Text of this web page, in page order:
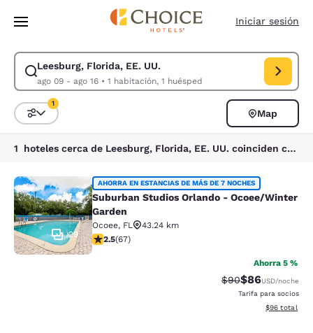
Saltar A Contenido Principal
Iniciar sesión
Leesburg, Florida, EE. UU.
ago 09 - ago 16• 1 habitación, 1 huésped
Modificar búsqueda para Leesburg, Florida, EE. UU.. Fecha de
Ordenar y filtrar
1
Map
1 hoteles cerca de Leesburg, Florida, EE. UU. coinciden con tus filtros
Suburban Studios Orlando -
29
AHORRA EN ESTANCIAS DE MÁS DE 7 NOCHES
Suburban Studios Orlando - Ocoee/Winter
Garden
Ocoee, FL
43.24 km
Calificación de 2.54 estrellas. Razonable. 67 reseñas
2.5(67)
Ahorra 5 %
Tarifa tachada:
$90Tarifa
$86USD/noche
Tarifa para socios
Ver detalles
$96 total